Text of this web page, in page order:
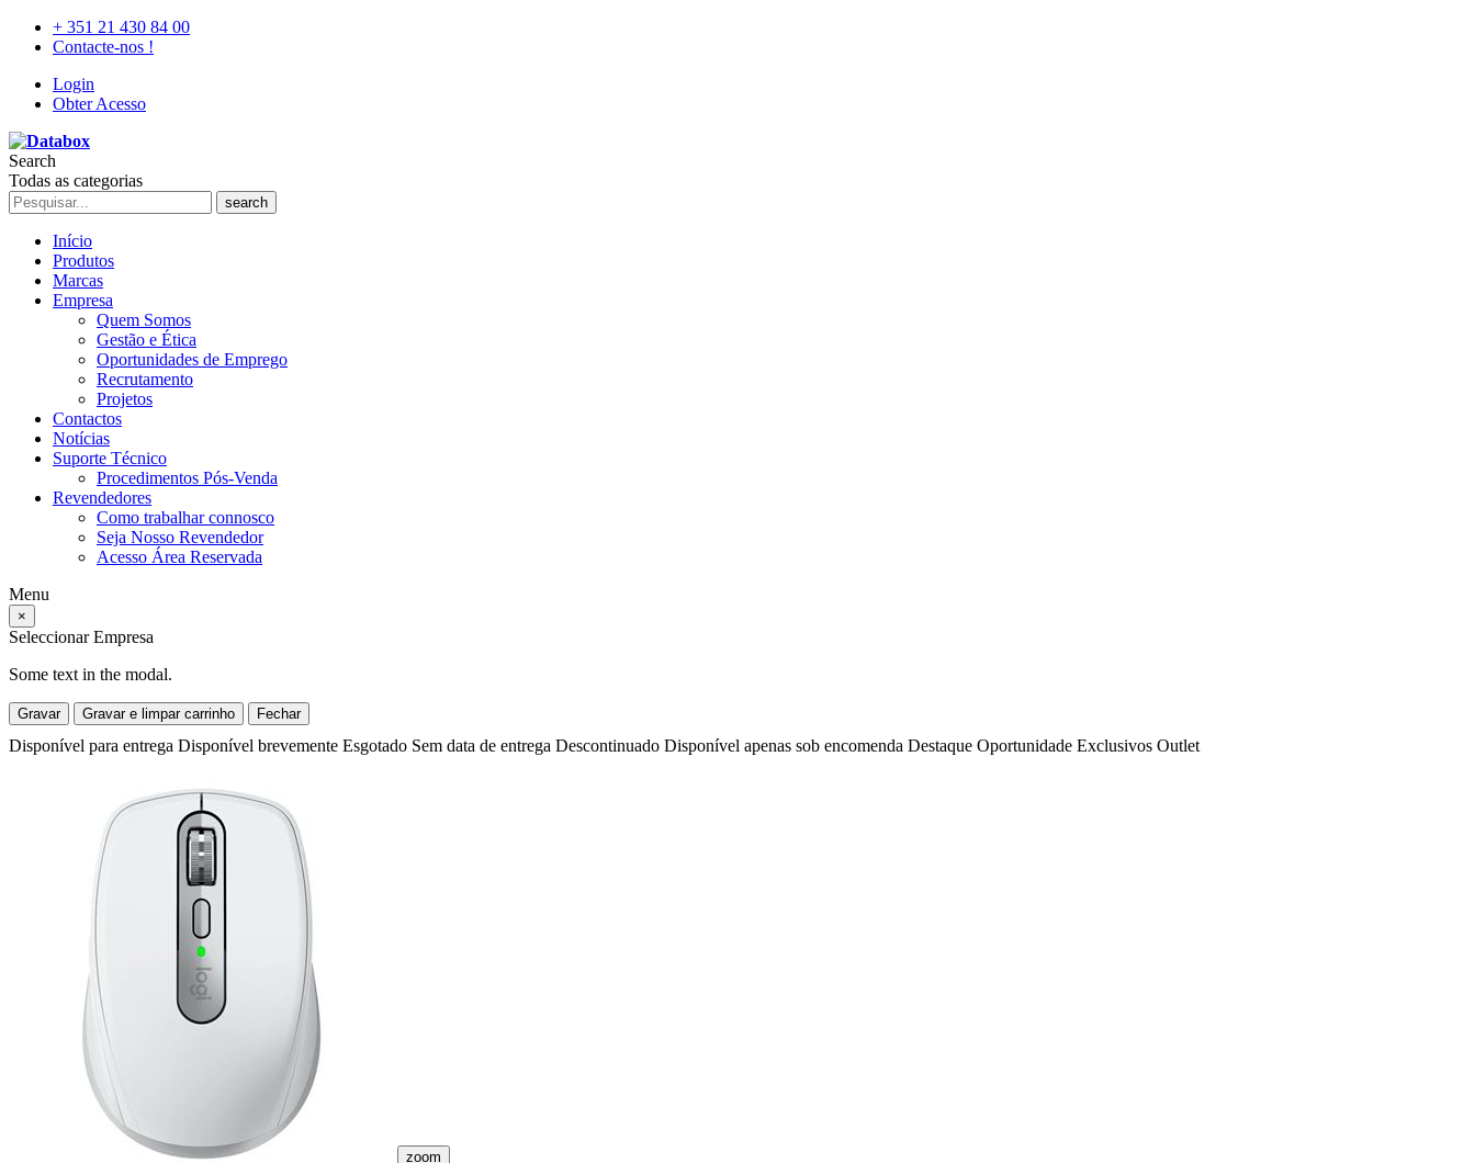
+ 351 21 430 84 00
Contacte-nos !
Login
Obter Acesso
Search
Todas as categorias
search
Início
Produtos
Marcas
Empresa
Quem Somos
Gestão e Ética
Oportunidades de Emprego
Recrutamento
Projetos
Contactos
Notícias
Suporte Técnico
Procedimentos Pós-Venda
Revendedores
Como trabalhar connosco
Seja Nosso Revendedor
Acesso Área Reservada
Menu
×
Seleccionar Empresa
Some text in the modal.
Gravar Gravar e limpar carrinho Fechar
Disponível para entrega Disponível brevemente Esgotado Sem data de entrega Descontinuado Disponível apenas sob encomenda Destaque Oportunidade Exclusivos Outlet
zoom